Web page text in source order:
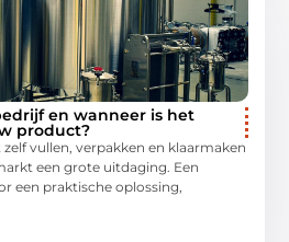
en wanneer is het
product?
vullen, verpakken en klaarmaken
een grote uitdaging. Een
een praktische oplossing,